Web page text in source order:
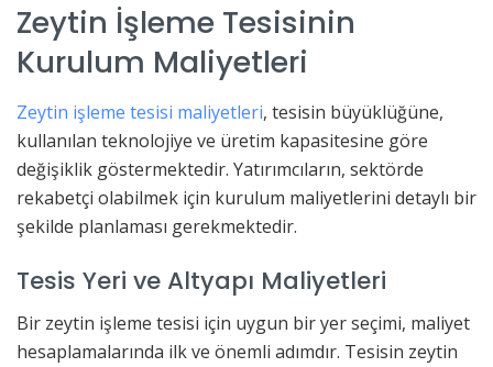
Zeytin İşleme Tesisinin
Kurulum Maliyetleri
Zeytin işleme tesisi maliyetleri, tesisin büyüklüğüne,
kullanılan teknolojiye ve üretim kapasitesine göre
değişiklik göstermektedir. Yatırımcıların, sektörde
rekabetçi olabilmek için kurulum maliyetlerini detaylı bir
şekilde planlaması gerekmektedir.
Tesis Yeri ve Altyapı Maliyetleri
Bir zeytin işleme tesisi için uygun bir yer seçimi, maliyet
hesaplamalarında ilk ve önemli adımdır. Tesisin zeytin